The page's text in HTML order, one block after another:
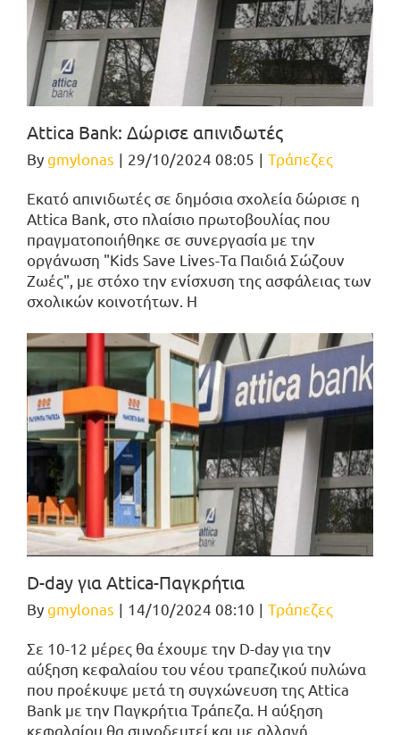
Attica Bank: Δώρισε απινιδωτές
Bygmylonas | 29/10/2024 08:05 | Τράπεζες
Εκατό απινιδωτές σε δημόσια σχολεία δώρισε η
Attica Bank, στο πλαίσιο πρωτοβουλίας που
πραγματοποιήθηκε σε συνεργασία με την
οργάνωση "Kids Save Lives-Τα Παιδιά Σώζουν
Ζωές", με στόχο την ενίσχυση της ασφάλειας των
σχολικών κοινοτήτων. Η
D-day για Attica-Παγκρήτια
Bygmylonas | 14/10/2024 08:10 | Τράπεζες
Σε 10-12 μέρες θα έχουμε την D-day για την
αύξηση κεφαλαίου του νέου τραπεζικού πυλώνα
που προέκυψε μετά τη συγχώνευση της Attica
Bank με την Παγκρήτια Τράπεζα. Η αύξηση
κεφαλαίου θα συνοδευτεί και με αλλαγή